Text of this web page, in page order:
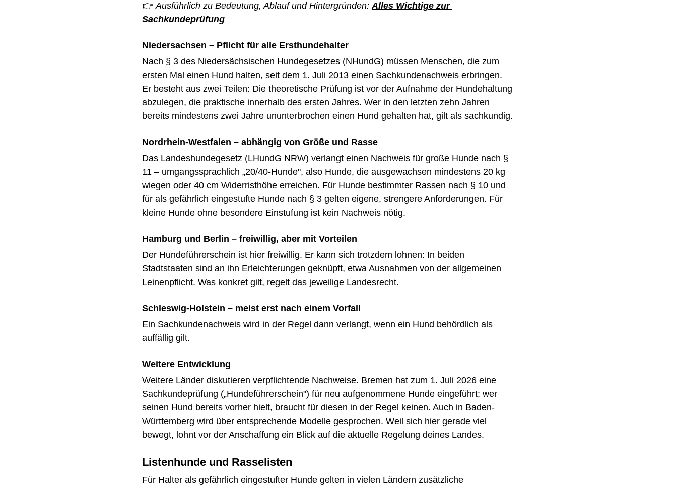
👉 Ausführlich zu Bedeutung, Ablauf und Hintergründen: Alles Wichtige zur
Sachkundeprüfung
Niedersachsen – Pflicht für alle Ersthundehalter
Nach § 3 des Niedersächsischen Hundegesetzes (NHundG) müssen Menschen, die zum
ersten Mal einen Hund halten, seit dem 1. Juli 2013 einen Sachkundenachweis erbringen.
Er besteht aus zwei Teilen: Die theoretische Prüfung ist vor der Aufnahme der Hundehaltung
abzulegen, die praktische innerhalb des ersten Jahres. Wer in den letzten zehn Jahren
bereits mindestens zwei Jahre ununterbrochen einen Hund gehalten hat, gilt als sachkundig.
Nordrhein-Westfalen – abhängig von Größe und Rasse
Das Landeshundegesetz (LHundG NRW) verlangt einen Nachweis für große Hunde nach §
11 – umgangssprachlich „20/40-Hunde", also Hunde, die ausgewachsen mindestens 20 kg
wiegen oder 40 cm Widerristhöhe erreichen. Für Hunde bestimmter Rassen nach § 10 und
für als gefährlich eingestufte Hunde nach § 3 gelten eigene, strengere Anforderungen. Für
kleine Hunde ohne besondere Einstufung ist kein Nachweis nötig.
Hamburg und Berlin – freiwillig, aber mit Vorteilen
Der Hundeführerschein ist hier freiwillig. Er kann sich trotzdem lohnen: In beiden
Stadtstaaten sind an ihn Erleichterungen geknüpft, etwa Ausnahmen von der allgemeinen
Leinenpflicht. Was konkret gilt, regelt das jeweilige Landesrecht.
Schleswig-Holstein – meist erst nach einem Vorfall
Ein Sachkundenachweis wird in der Regel dann verlangt, wenn ein Hund behördlich als
auffällig gilt.
Weitere Entwicklung
Weitere Länder diskutieren verpflichtende Nachweise. Bremen hat zum 1. Juli 2026 eine
Sachkundeprüfung („Hundeführerschein") für neu aufgenommene Hunde eingeführt; wer
seinen Hund bereits vorher hielt, braucht für diesen in der Regel keinen. Auch in Baden-
Württemberg wird über entsprechende Modelle gesprochen. Weil sich hier gerade viel
bewegt, lohnt vor der Anschaffung ein Blick auf die aktuelle Regelung deines Landes.
Listenhunde und Rasselisten
Für Halter als gefährlich eingestufter Hunde gelten in vielen Ländern zusätzliche